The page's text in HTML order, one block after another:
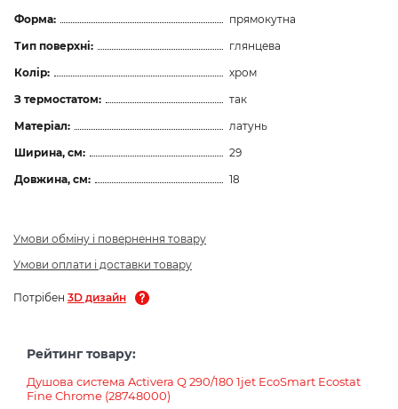
Форма:
прямокутна
Тип поверхні:
глянцева
Колір:
хром
З термостатом:
так
Матеріал:
латунь
Ширина, см:
29
Довжина, см:
18
Умови обміну і повернення товару
Умови оплати і доставки товару
Потрібен 3D дизайн
Рейтинг товару:
Душова система Activera Q 290/180 1jet EcoSmart Ecostat
Fine Chrome (28748000)